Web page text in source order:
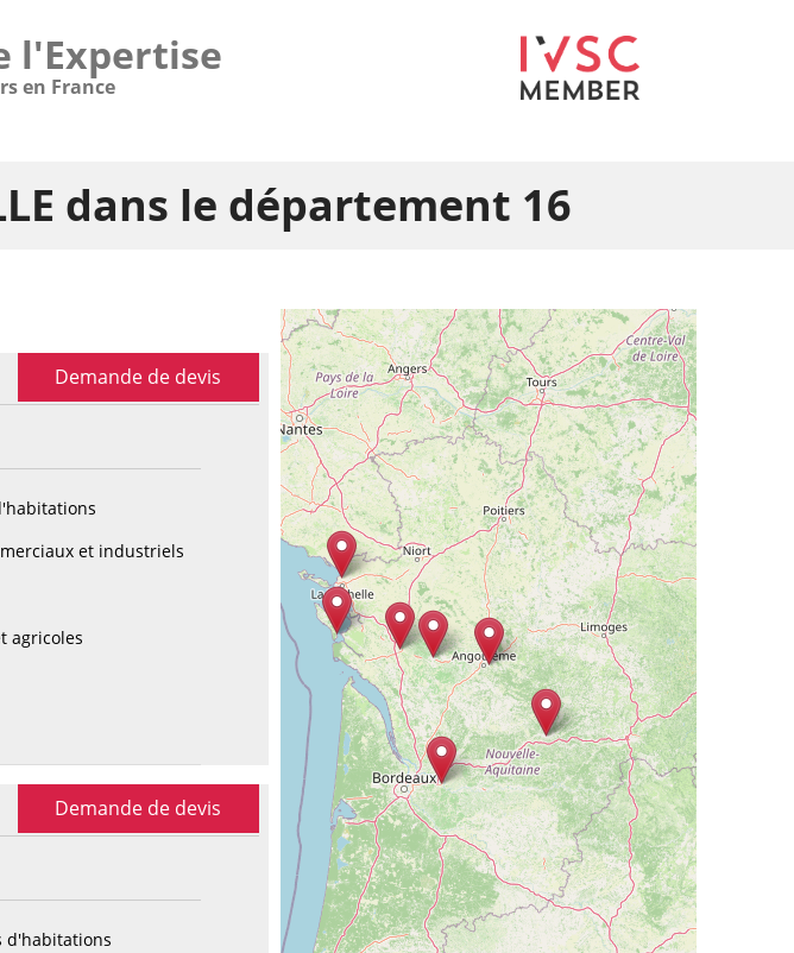
l'Expertise
en France
dans le département 16
Demande de devis
et industriels
agricoles
Demande de devis
d'habitations